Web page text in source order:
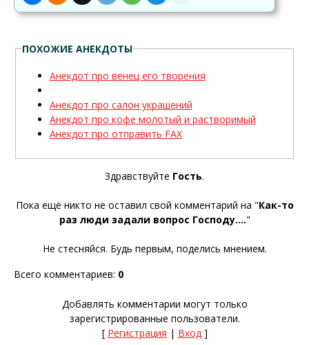
ПОХОЖИЕ АНЕКДОТЫ
Анекдот про венец его творения
Анекдот про салон украшений
Анекдот про кофе молотый и растворимый
Анекдот про отправить FAX
Здравствуйте Гость.
Пока ещё никто не оставил свой комментарий на "Как-то
раз люди задали вопрос Господу...."
Не стесняйся. Будь первым, поделись мнением.
Всего комментариев: 0
Добавлять комментарии могут только
зарегистрированные пользователи.
[ Регистрация | Вход]